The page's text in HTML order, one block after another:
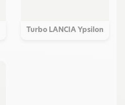
Turbo LANCIA Ypsilon